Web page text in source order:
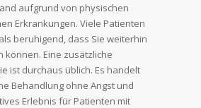
aufgrund von physischen
Erkrankungen. Viele Patienten
beruhigend, dass Sie weiterhin
können. Eine zusätzliche
ist durchaus üblich. Es handelt
Behandlung ohne Angst und
Erlebnis für Patienten mit